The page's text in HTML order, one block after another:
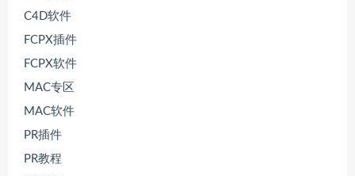
C4D软件
FCPX插件
FCPX软件
MAC专区
MAC软件
PR插件
PR教程